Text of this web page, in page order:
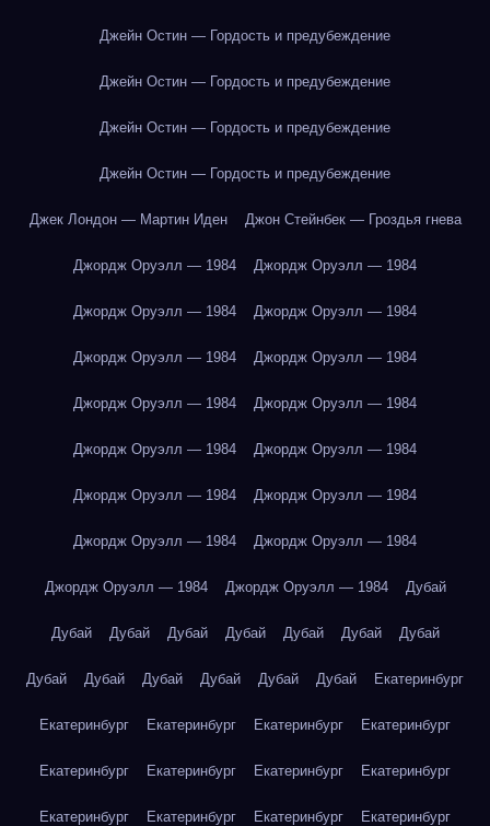
Джейн Остин — Гордость и предубеждение
Джейн Остин — Гордость и предубеждение
Джейн Остин — Гордость и предубеждение
Джейн Остин — Гордость и предубеждение
Джек Лондон — Мартин Иден Джон Стейнбек — Гроздья гнева
Джордж Оруэлл — 1984 Джордж Оруэлл — 1984
Джордж Оруэлл — 1984 Джордж Оруэлл — 1984
Джордж Оруэлл — 1984 Джордж Оруэлл — 1984
Джордж Оруэлл — 1984 Джордж Оруэлл — 1984
Джордж Оруэлл — 1984 Джордж Оруэлл — 1984
Джордж Оруэлл — 1984 Джордж Оруэлл — 1984
Джордж Оруэлл — 1984 Джордж Оруэлл — 1984
Джордж Оруэлл — 1984 Джордж Оруэлл — 1984 Дубай
Дубай Дубай Дубай Дубай Дубай Дубай Дубай
Дубай Дубай Дубай Дубай Дубай Дубай Екатеринбург
Екатеринбург Екатеринбург Екатеринбург Екатеринбург
Екатеринбург Екатеринбург Екатеринбург Екатеринбург
Екатеринбург Екатеринбург Екатеринбург Екатеринбург